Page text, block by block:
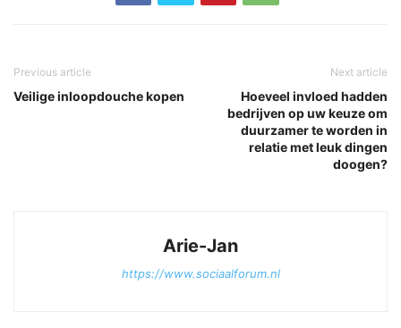
Previous article
Veilige inloopdouche kopen
Next article
Hoeveel invloed hadden
bedrijven op uw keuze om
duurzamer te worden in
relatie met leuk dingen
doogen?
Arie-Jan
https://www.sociaalforum.nl